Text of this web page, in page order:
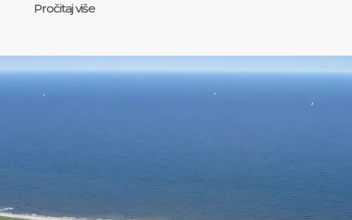
Pročitaj više